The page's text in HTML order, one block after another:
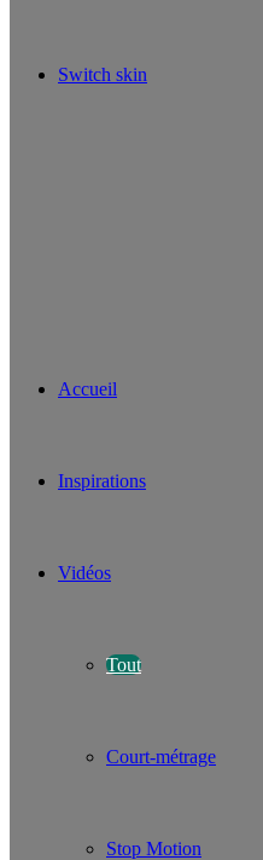
Switch skin
Accueil
Inspirations
Vidéos
Tout
Court-métrage
Stop Motion